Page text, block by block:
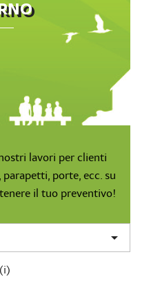
lavori per clienti
porte, ecc. su
il tuo preventivo!
